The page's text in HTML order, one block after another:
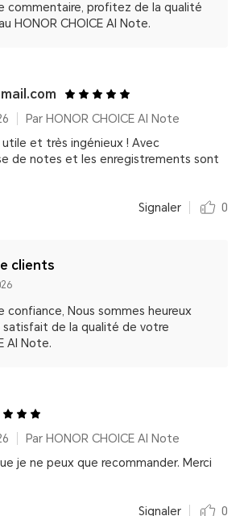
commentaire, profitez de la qualité
HONOR CHOICE AI Note.
Par HONOR CHOICE AI Note
et très ingénieux ! Avec
de notes et les enregistrements sont
Signaler 0
clients
confiance, Nous sommes heureux
satisfait de la qualité de votre
AI Note.
Par HONOR CHOICE AI Note
je ne peux que recommander. Merci
Signaler 0